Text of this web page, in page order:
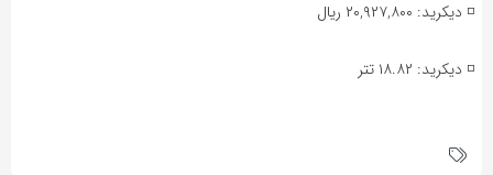
◽️ دیکرید: ۲۰,۹۲۷,۸۰۰ ریال
◽️ دیکرید: ۱۸.۸۲ تتر